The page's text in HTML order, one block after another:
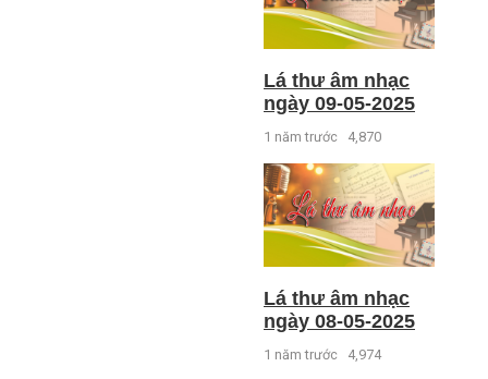
Lá thư âm nhạc
ngày 09-05-2025
1 năm trước 4,870
Lá thư âm nhạc
ngày 08-05-2025
1 năm trước 4,974